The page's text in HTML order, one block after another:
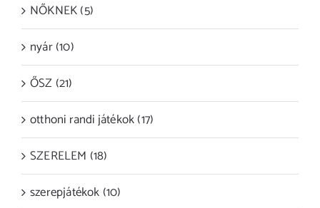
NŐKNEK (5)
nyár (10)
ŐSZ (21)
otthoni randi játékok (17)
SZERELEM (18)
szerepjátékok (10)